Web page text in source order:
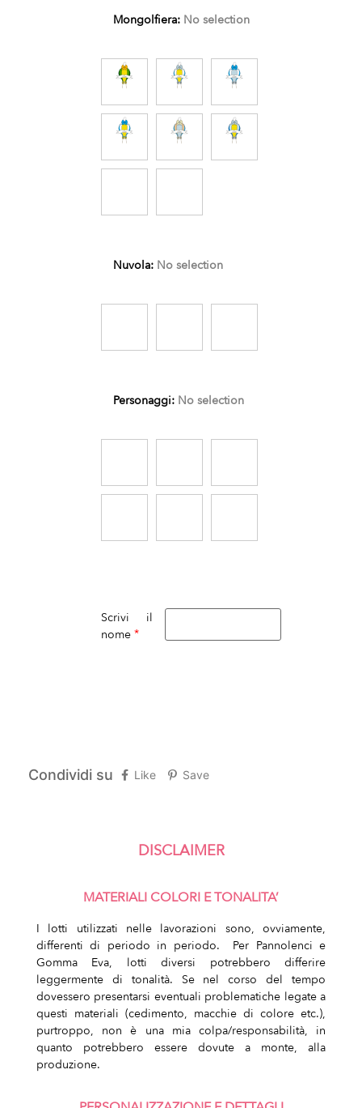
Mongolfiera: No selection
Nuvola: No selection
Personaggi: No selection
Scrivi il
nome *
Condividi su Like Save
DISCLAIMER
MATERIALI COLORI E TONALITA’
I lotti utilizzati nelle lavorazioni sono, ovviamente,
differenti di periodo in periodo. Per Pannolenci e
Gomma Eva, lotti diversi potrebbero differire
leggermente di tonalità. Se nel corso del tempo
dovessero presentarsi eventuali problematiche legate a
questi materiali (cedimento, macchie di colore etc.),
purtroppo, non è una mia colpa/responsabilità, in
quanto potrebbero essere dovute a monte, alla
produzione.